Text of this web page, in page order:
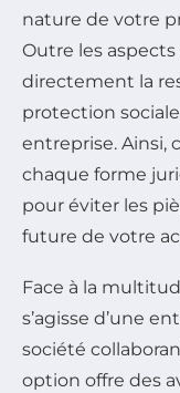
nature de votre
Outre les
directement la
protection
entreprise. Ainsi,
chaque forme
pour éviter les
future de votre
Face à la
s’agisse d’une
société
option offre des